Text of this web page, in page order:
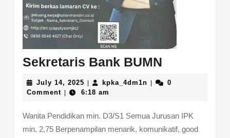
Sekretaris Bank BUMN
Bank
July 14, 2025 July
14,
kpka_4dm1nkpka_4dm1n
0
Comment
6:18 am
Wanita Pendidikan min. D3/S1 Semua Jurusan IPK
min. 2,75 Berpenampilan menarik, komunikatif, good